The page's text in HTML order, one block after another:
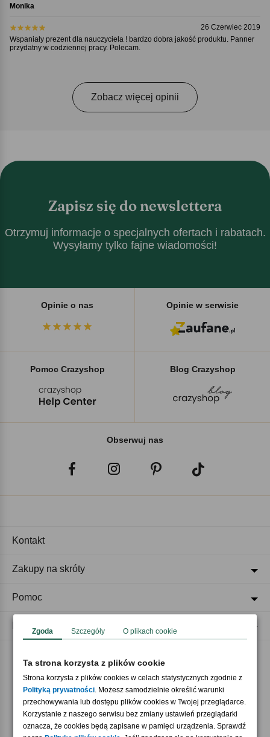
Monika
26 Czerwiec 2019
Wspaniały prezent dla nauczyciela ! bardzo dobra jakość produktu. Panner
przydatny w codziennej pracy. Polecam.
Zobacz więcej opinii
Zapisz się do newslettera
Otrzymuj informacje o specjalnych ofertach i rabatach.
Wysyłamy tylko fajne wiadomości!
Opinie o nas Opinie w serwisie
Pomoc Crazyshop Blog Crazyshop
Obserwuj nas
Akceptujemy płatności
Kontakt
Zakupy na skróty
Pomoc
Zgoda Szczegóły O plikach cookie
Ta strona korzysta z plików cookie
Strona korzysta z plików cookies w celach statystycznych zgodnie z
Polityką prywatności. Możesz samodzielnie określić warunki
przechowywania lub dostępu plików cookies w Twojej przeglądarce.
Korzystanie z naszego serwisu bez zmiany ustawień przeglądarki
oznacza, że cookies będą zapisane w pamięci urządzenia. Sprawdź